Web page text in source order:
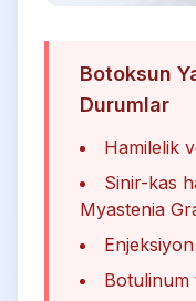
Botoksun
Durumlar
Hamilelik
Sinir-kas
Myastenia
Botulinum